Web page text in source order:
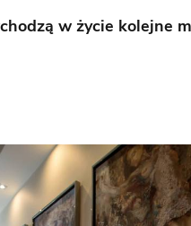
w życie kolejne